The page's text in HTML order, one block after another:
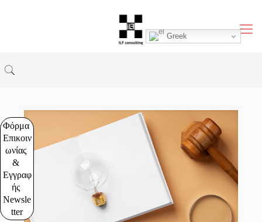
Φόρμα
Επικοιν
ωνίας
&
Εγγραφ
ής
Newsle
tter
Greek